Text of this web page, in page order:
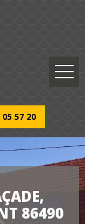
05 57 20
86490